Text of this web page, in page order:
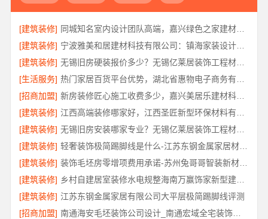
[建筑装修]
同城知名室内设计团队高端，嘉兴绿色之家建材科技有限公司
[建筑装修]
宁波雅美和居建材科技有限公司：镇海家装设计合作联系方式
[建筑装修]
无锡旧房硬装报价多少？无锡亿莱居装饰工程材料有限公司为您提供标准化施工服务
[生活服务]
[招商加盟]
新房装修匠心施工收费多少，嘉兴美居乐建材科技有限公司
[建筑装修]
[建筑装修]
无锡旧房安装哪家专业？无锡亿莱居装饰工程材料有限公司经验丰富
[建筑装修]
轻奢装饰极简踢脚线是什么-江苏东钢金属家居材质解析
[建筑装修]
装饰毛坯房零增项费用承诺-苏州兔哥哥智装新材料有限公司明码标价
[建筑装修]
乡村自建居室装修水电规整海南万赢饰家新型建筑材料有限公
[建筑装修] 江苏东钢金属家居有限公司大平层极简踢脚线评测
[招商加盟]
南通海安毛坯装饰公司设计_南通宏域全宅装饰建材有限公司